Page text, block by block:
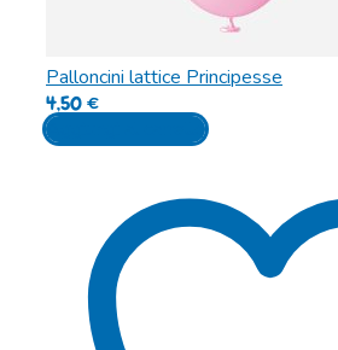
Palloncini lattice Principesse
4,50€
Aggiungi al carrello